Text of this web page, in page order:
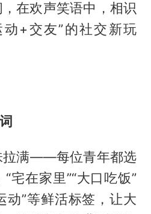
在欢声笑语中，相识
+交友”的社交新玩
拉满——每位青年都选
宅在家里”“大口吃饭”
动”等鲜活标签，让大